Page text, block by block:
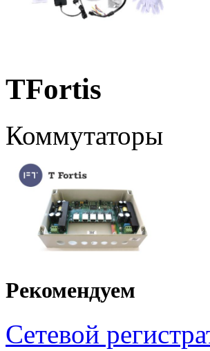
TFortis
Коммутаторы
Рекомендуем
Сетевой